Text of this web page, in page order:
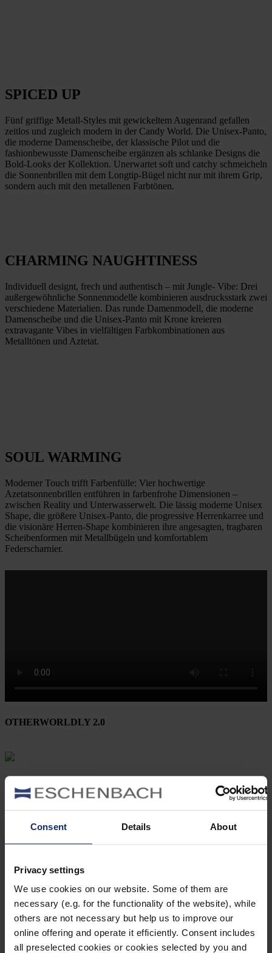
Consent Details About
Privacy settings
We use cookies on our website. Some of them are
necessary (e.g. for the functionality of the website), while
others are not necessary but help us to improve our
online offering and operate it efficiently. Consent includes
all preselected cookies or cookies selected by you and
SPICED UP
Fünf griffige Metall-Styles mit gewickeltem Augenrand gefallen
zeitlos und zugleich modern in der Candy World. Die Unisex-Panto,
die moderne Damenscheibe, der klassische Pilot und die
fashionbewusste Damenscheibe ergänzen als schlanke Designs die
Bold-Looks der Kollektion. Unerwartet soft und catchy schmeicheln
die Sonnenbrillen mit dem Longtip-Bügel nicht nur mit ihrem Grip,
sondern auch mit den metallenen Farbtönen.
CHARMING NAUGHTINESS
Individuell designt, frech und authentisch – mit Jungle- Vibe: Drei
außergewöhnliche Sonnenmodelle kombinieren ausdrucksstark zwei
verschiedene Materialien. Das runde Damenmodell, die moderne
Damenscheibe und die Unisex-Panto mit Krone kreieren
extravagante Vibes in vielfältigen Farbkombinationen aus
Metalltönen und Aztetat.
SOUL WARMING
Moderner Touch trifft Farbenfülle: Vier hochwertige
Azetatsonnenbrillen entführen in farbenfrohe Dimensionen –
zwischen Reality und Unterwasserwelt. Die lässig moderne Unisex
Shape, die größere Unisex-Panto, die progressive Herrenkarree und
die visionäre Herren-Shape kombinieren ihre angesagten, tragbaren
Scheibenformen mit Metallbügeln und komfortablem
Federscharnier.
OTHERWORLDLY 2.0
582425
583187